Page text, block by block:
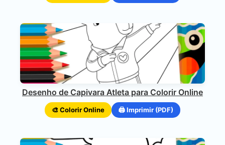
Desenho de Capivara Atleta para Colorir Online
🎨 Colorir Online 🖨️ Imprimir (PDF)